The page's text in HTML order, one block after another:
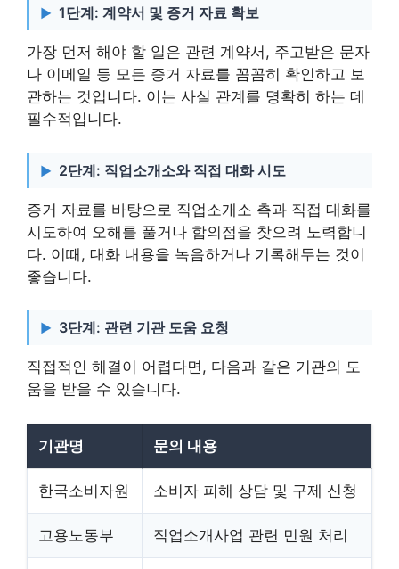
1단계: 계약서 및 증거 자료 확보
가장 먼저 해야 할 일은 관련 계약서, 주고받은 문자
나 이메일 등 모든 증거 자료를 꼼꼼히 확인하고 보
관하는 것입니다. 이는 사실 관계를 명확히 하는 데
필수적입니다.
2단계: 직업소개소와 직접 대화 시도
증거 자료를 바탕으로 직업소개소 측과 직접 대화를
시도하여 오해를 풀거나 합의점을 찾으려 노력합니
다. 이때, 대화 내용을 녹음하거나 기록해두는 것이
좋습니다.
3단계: 관련 기관 도움 요청
직접적인 해결이 어렵다면, 다음과 같은 기관의 도
움을 받을 수 있습니다.
기관명 문의 내용
한국소비자원 소비자 피해 상담 및 구제 신청
고용노동부 직업소개사업 관련 민원 처리